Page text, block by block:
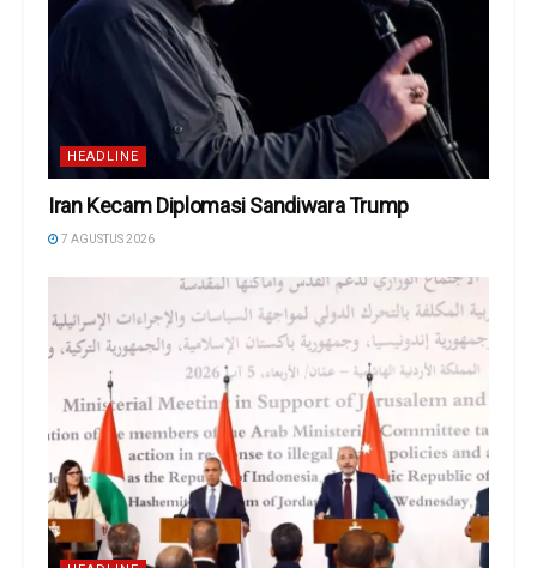
HEADLINE
Iran Kecam Diplomasi Sandiwara Trump
7 AGUSTUS 2026